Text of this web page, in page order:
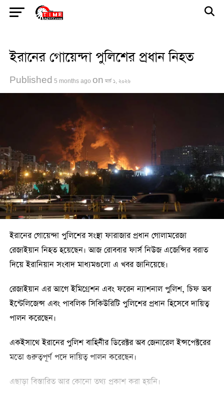
ইরানের গোয়েন্দা পুলিশের প্রধান নিহত
Published 5 months ago on মার্চ ১, ২০২৬
ইরানের গোয়েন্দা পুলিশের সংস্থা ফারাজার প্রধান গোলামরেজা
রেজাইয়ান নিহত হয়েছেন। আজ রোববার ফার্স নিউজ এজেন্সির বরাত
দিয়ে ইরানিয়ান সংবাদ মাধ্যমগুলো এ খবর জানিয়েছে।
রেজাইয়ান এর আগে ইমিগ্রেশন এবং ফরেন ন্যাশনাল পুলিশ, চিফ অব
ইন্টেলিজেন্স এবং পাবলিক সিকিউরিটি পুলিশের প্রধান হিসেবে দায়িত্ব
পালন করেছেন।
একইসাথে ইরানের পুলিশ বাহিনীর ডিরেক্টর অব জেনারেল ইন্সপেক্টরের
মতো গুরুত্বপূর্ণ পদে দায়িত্ব পালন করেছেন।
এছাড়া বিস্তারিত আর কোনো তথ্য প্রকাশ করা হয়নি।